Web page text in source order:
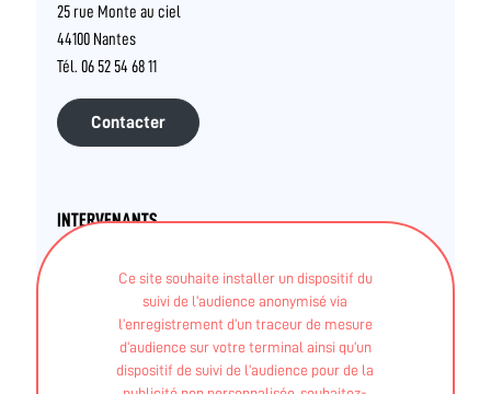
Ce site souhaite installer un dispositif du
suivi de l’audience anonymisé via
l’enregistrement d’un traceur de mesure
d’audience sur votre terminal ainsi qu’un
dispositif de suivi de l’audience pour de la
25 rue Monte au ciel
44100 Nantes
Tél. 06 52 54 68 11
Contacter
INTERVENANTS
CLEMENCE MALINGE
STAPS APA - Licence